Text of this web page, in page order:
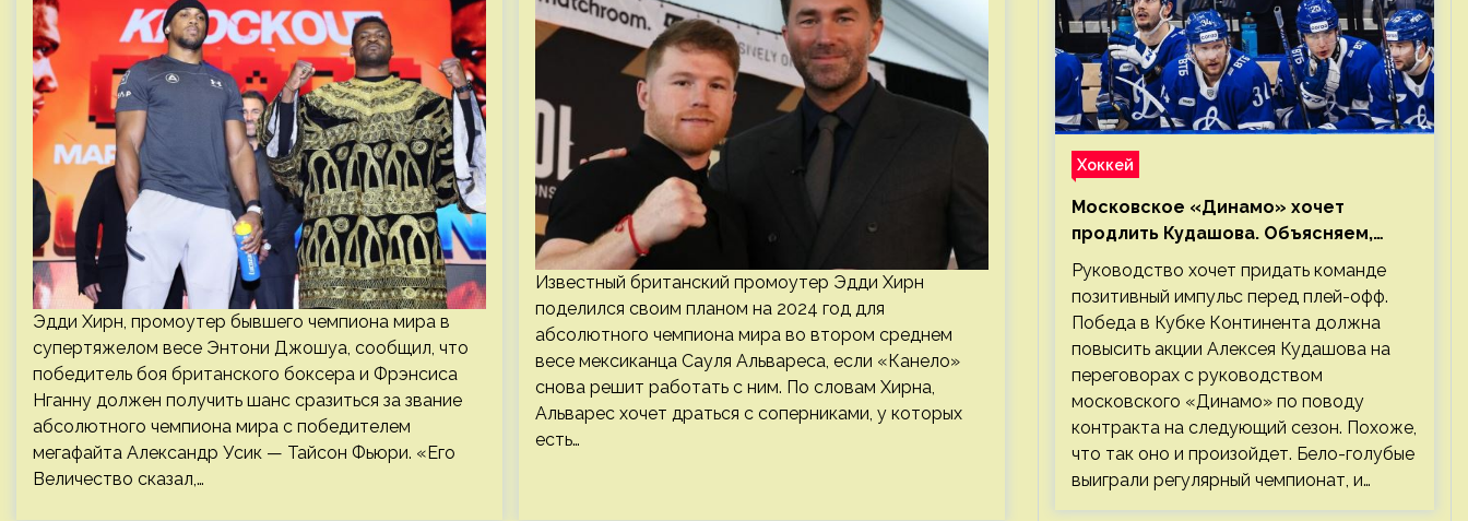
Эдди Хирн, промоутер бывшего чемпиона мира в
супертяжелом весе Энтони Джошуа, сообщил, что
победитель боя британского боксера и Фрэнсиса
Нганну должен получить шанс сразиться за звание
абсолютного чемпиона мира с победителем
мегафайта Александр Усик — Тайсон Фьюри. «Его
Величество сказал,…
Известный британский промоутер Эдди Хирн
поделился своим планом на 2024 год для
абсолютного чемпиона мира во втором среднем
весе мексиканца Сауля Альвареса, если «Канело»
снова решит работать с ним. По словам Хирна,
Альварес хочет драться с соперниками, у которых
есть…
Хоккей
Московское «Динамо» хочет
продлить Кудашова. Объясняем,
почему это правильно
Руководство хочет придать команде
позитивный импульс перед плей-офф.
Победа в Кубке Континента должна
повысить акции Алексея Кудашова на
переговорах с руководством
московского «Динамо» по поводу
контракта на следующий сезон. Похоже,
что так оно и произойдет. Бело-голубые
выиграли регулярный чемпионат, и…